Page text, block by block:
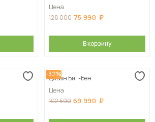
Цена
128 000 75 990
В корзину
-32%
Диван Биг-Бен
Цена
102 590 69 990